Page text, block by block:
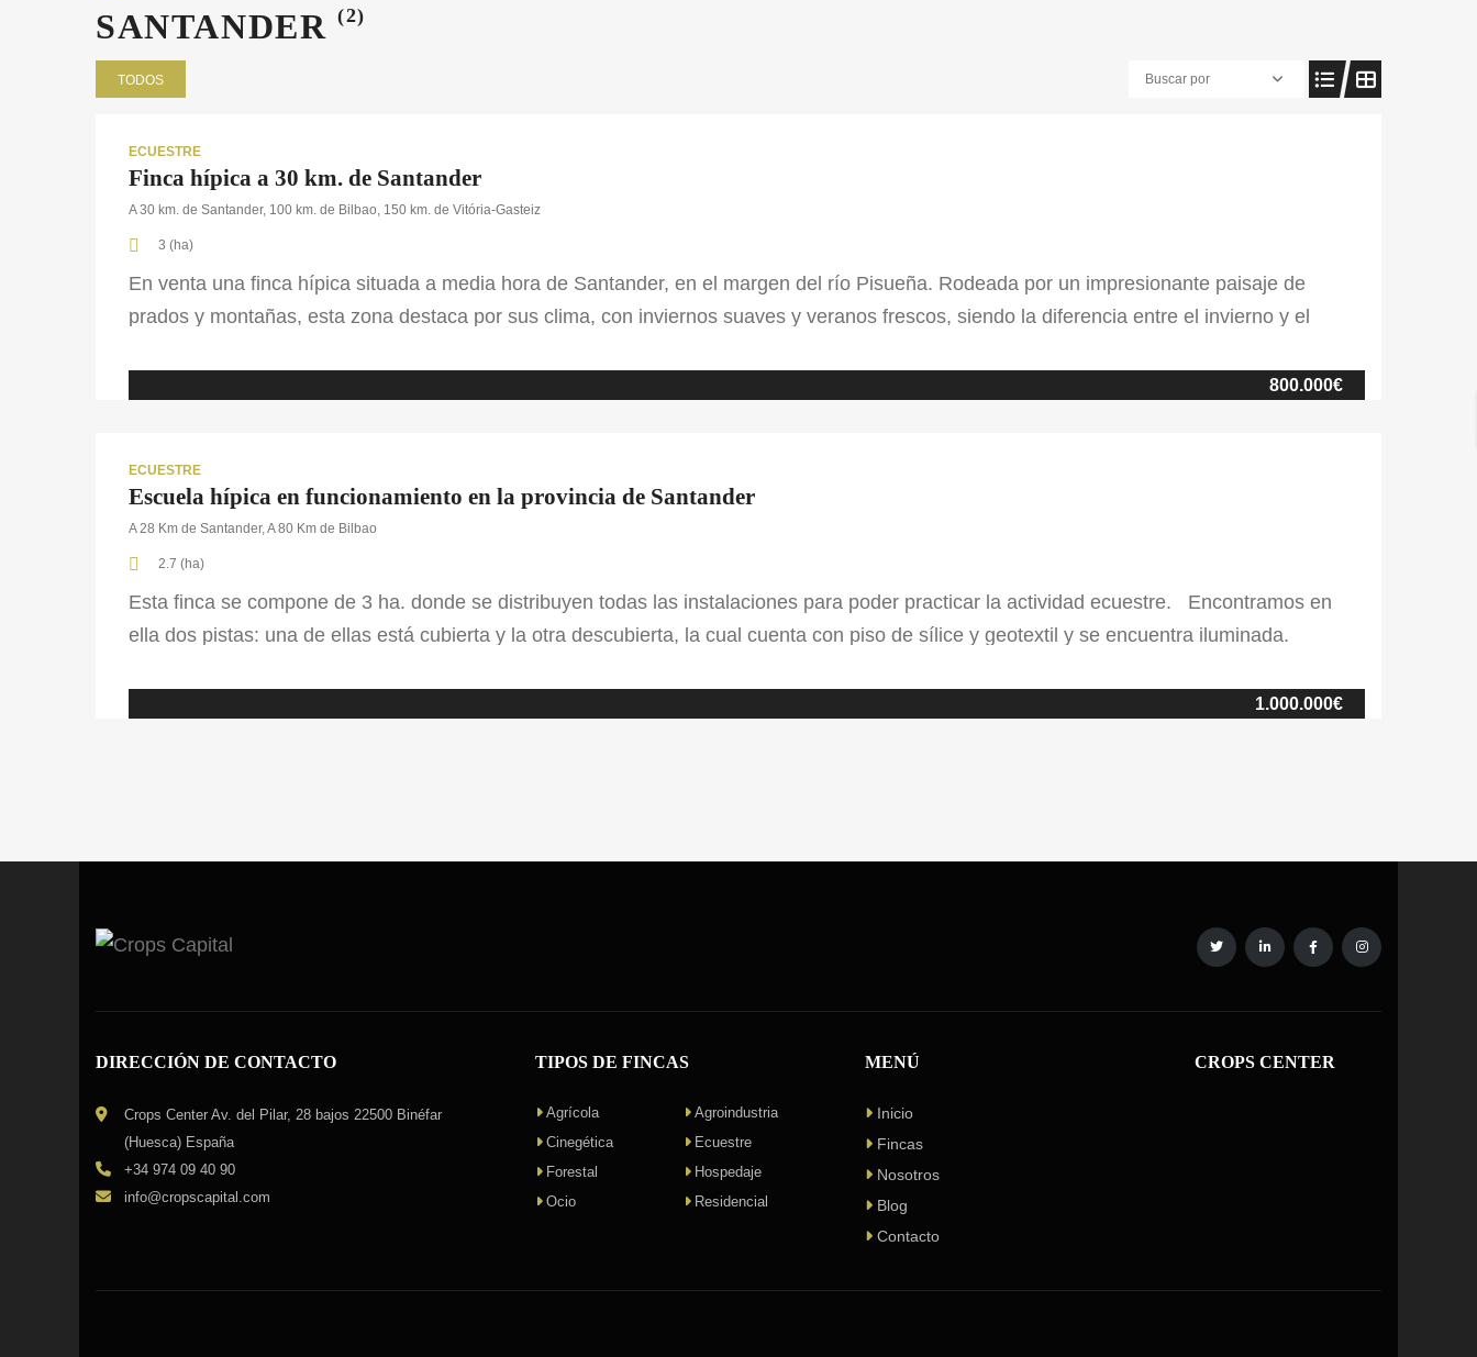
SANTANDER (2)
TODOS
Buscar por
1
ECUESTRE
Finca hípica a 30 km. de Santander
A 30 km. de Santander, 100 km. de Bilbao, 150 km. de Vitória-Gasteiz
3 (ha)
En venta una finca hípica situada a media hora de Santander, en el margen del río Pisueña. Rodeada por un impresionante paisaje de
prados y montañas, esta zona destaca por sus clima, con inviernos suaves y veranos frescos, siendo la diferencia entre el invierno y el
800.000€
ECUESTRE
Escuela hípica en funcionamiento en la provincia de Santander
A 28 Km de Santander, A 80 Km de Bilbao
2.7 (ha)
Esta finca se compone de 3 ha. donde se distribuyen todas las instalaciones para poder practicar la actividad ecuestre. Encontramos en
ella dos pistas: una de ellas está cubierta y la otra descubierta, la cual cuenta con piso de sílice y geotextil y se encuentra iluminada.
1.000.000€
DIRECCIÓN DE CONTACTO
Crops Center Av. del Pilar, 28 bajos 22500 Binéfar
(Huesca) España
+34 974 09 40 90
info@cropscapital.com
TIPOS DE FINCAS
Agrícola
Agroindustria
Cinegética
Ecuestre
Forestal
Hospedaje
Ocio
Residencial
MENÚ
Inicio
Fincas
Nosotros
Blog
Contacto
CROPS CENTER